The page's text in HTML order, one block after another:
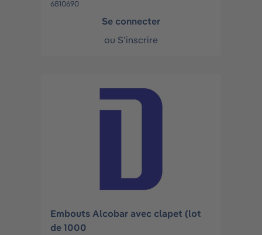
6810690
Se connecter
ou S'inscrire
Embouts Alcobar avec clapet (lot
de 1000